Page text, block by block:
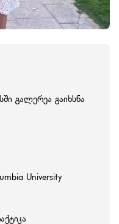
გალერეა გაიხსნა
University